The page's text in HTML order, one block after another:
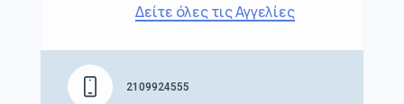
Δείτε όλες τις Αγγελίες
2109924555